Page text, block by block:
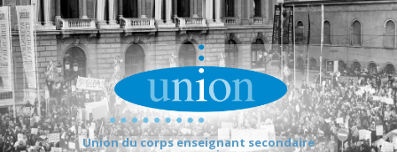
Union du corps enseignant secondaire